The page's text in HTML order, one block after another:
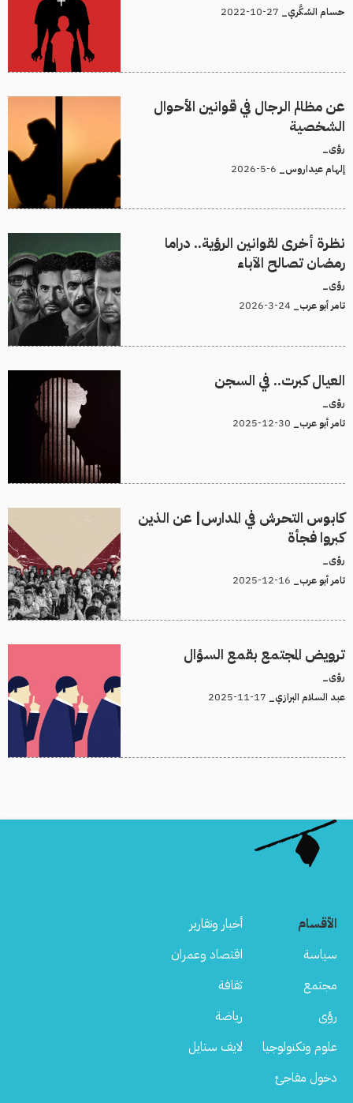
حسام السُكَّري_
عن مظالم الرجال في قوانين الأحوال
الشخصية
رؤى_
إلهام عيداروس_
نظرة أخرى لقوانين الرؤية.. دراما
رمضان تصالح الآباء
رؤى_
تامر أبو عرب_
العيال كبرت.. في السجن
رؤى_
تامر أبو عرب_
كابوس التحرش في المدارس| عن الذين
كبروا فجأة
رؤى_
تامر أبو عرب_
ترويض المجتمع بقمع السؤال
رؤى_
عبد السلام البرازي_
الأقسام
أخبار وتقارير
سياسة
اقتصاد وعمران
مجتمع
ثقافة
رؤى
رياضة
علوم وتكنولوجيا
لايف ستايل
دخول مفاجئ